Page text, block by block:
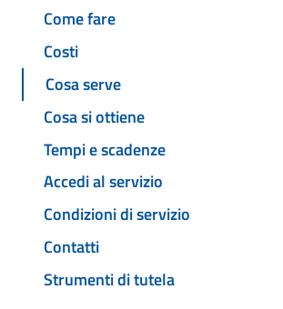
Come fare
Costi
Cosa serve
Cosa si ottiene
Tempi e scadenze
Accedi al servizio
Condizioni di servizio
Contatti
Strumenti di tutela